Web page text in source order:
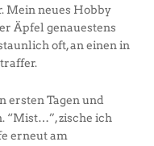
Mein neues Hobby
Äpfel genauestens
oft, an einen in
ersten Tagen und
“Mist…”, zische ich
erneut am